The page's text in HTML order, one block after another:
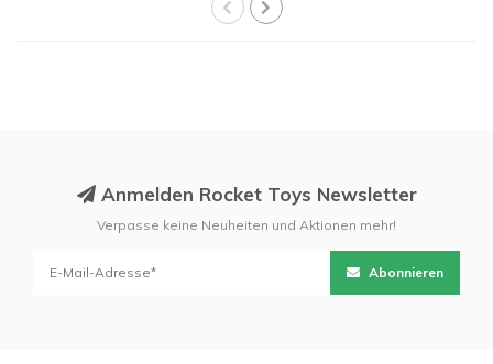
Anmelden Rocket Toys Newsletter
Verpasse keine Neuheiten und Aktionen mehr!
Abonnieren